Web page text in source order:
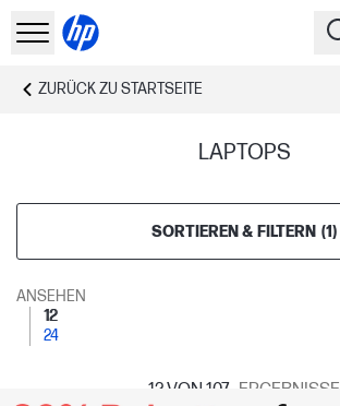
ZURÜCK ZU STARTSEITE
LAPTOPS
SORTIEREN & FILTERN (1)
ANSEHEN
12
24
12VON 107 ERGEBNISSE